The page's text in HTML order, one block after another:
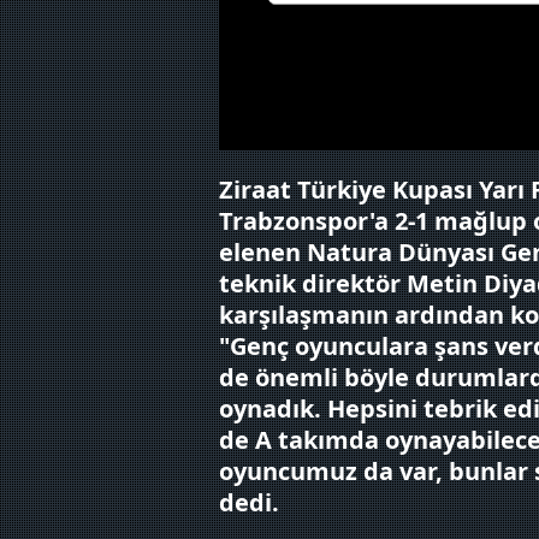
Sizlere daha iyi bir hizmet
çerezler vasıtasıyla çeşitli
amacıyla kullanılmaktadır.
reklam/pazarlama
Çerezlere ilişkin tercihlerinizi
butonuna tıklayabilir,Çerez
6698 sayılı Kişisel Verilerin
mevzuata uygun olarak
Ziraat Türkiye Kupası Yarı
Trabzonspor'a 2-1
elenen Natura Dünyası
teknik direktör Metin
karşılaşmanın ardından
"Genç oyunculara şans
de önemli böyle
oynadık. Hepsini tebrik
de A takımda
oyuncumuz da var, bunlar
dedi.